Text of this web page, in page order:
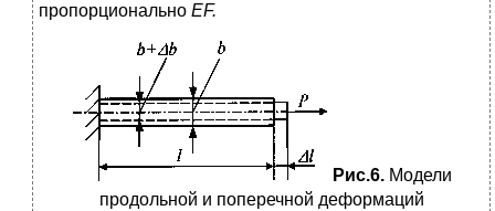
пропорционально EF.
Рис.6.Модели
продольной и поперечной деформаций